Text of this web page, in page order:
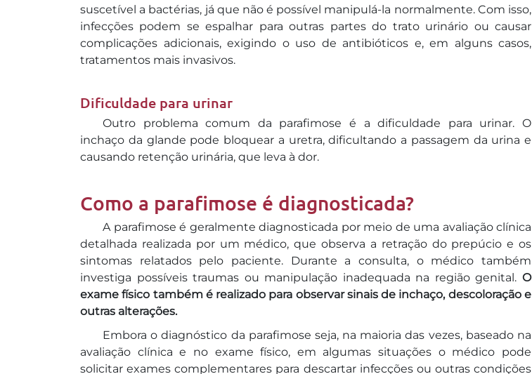
suscetível a bactérias, já que não é possível manipulá-la normalmente. Com isso,
infecções podem se espalhar para outras partes do trato urinário ou causar
complicações adicionais, exigindo o uso de antibióticos e, em alguns casos,
tratamentos mais invasivos.
Dificuldade para urinar
Outro problema comum da parafimose é a dificuldade para urinar. O
inchaço da glande pode bloquear a uretra, dificultando a passagem da urina e
causando retenção urinária, que leva à dor.
Como a parafimose é diagnosticada?
A parafimose é geralmente diagnosticada por meio de uma avaliação clínica
detalhada realizada por um médico, que observa a retração do prepúcio e os
sintomas relatados pelo paciente. Durante a consulta, o médico também
investiga possíveis traumas ou manipulação inadequada na região genital. O
exame físico também é realizado para observar sinais de inchaço, descoloração e
outras alterações.
Embora o diagnóstico da parafimose seja, na maioria das vezes, baseado na
avaliação clínica e no exame físico, em algumas situações o médico pode
solicitar exames complementares para descartar infecções ou outras condições